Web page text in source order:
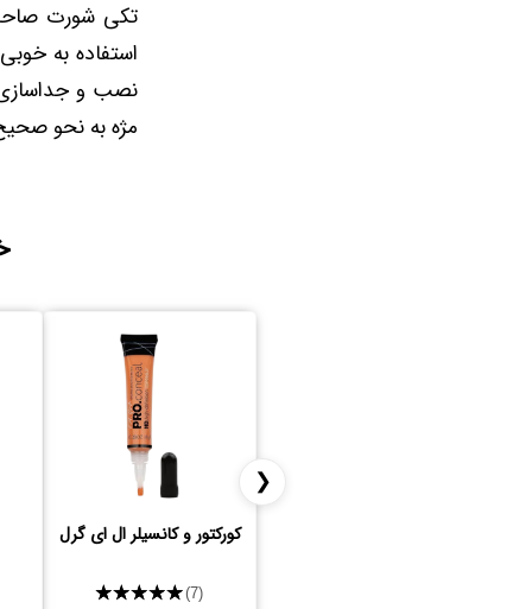
تکی شورت
استفاده به
نصب و جداسازی
مژه به نحو
❮
کورکتور و کانسیلر ال ای گرل
★★★★★(7)